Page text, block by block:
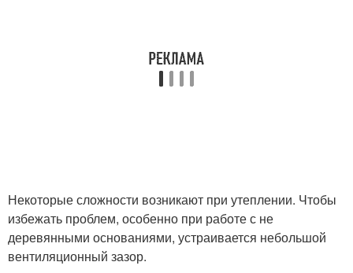
Некоторые сложности возникают при утеплении. Чтобы
избежать проблем, особенно при работе с не
деревянными основаниями, устраивается небольшой
вентиляционный зазор.